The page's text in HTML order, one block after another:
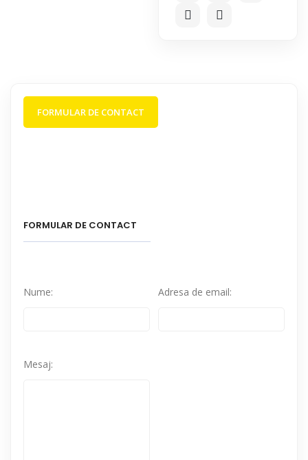
FORMULAR DE CONTACT
FORMULAR DE CONTACT
Nume: Adresa de email:
Mesaj: